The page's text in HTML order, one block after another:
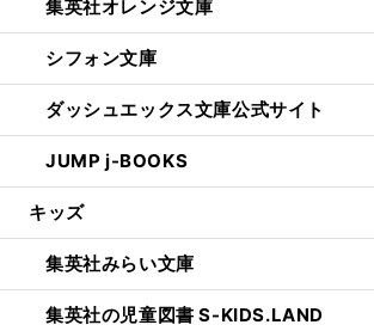
集英社オレンジ文庫
シフォン文庫
ダッシュエックス文庫公式サイト
JUMP j-BOOKS
キッズ
集英社みらい文庫
集英社の児童図書 S-KIDS.LAND